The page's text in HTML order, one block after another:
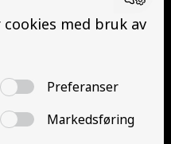
– YSK)
(EYDG)
(EYDP)